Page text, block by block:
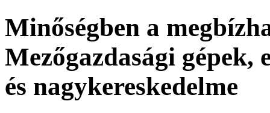
Minőségben a
Mezőgazdasági gépek,
és nagykereskedelme